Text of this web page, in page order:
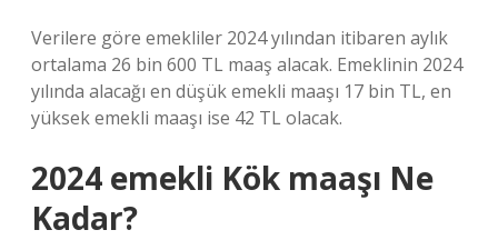
Verilere göre emekliler 2024 yılından itibaren aylık
ortalama 26 bin 600 TL maaş alacak. Emeklinin 2024
yılında alacağı en düşük emekli maaşı 17 bin TL, en
yüksek emekli maaşı ise 42 TL olacak.
2024 emekli Kök maaşı Ne
Kadar?